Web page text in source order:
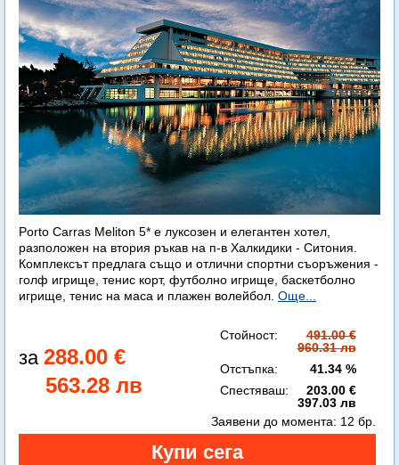
Porto Carras Meliton 5* е луксозен и елегантен хотел,
разположен на втория ръкав на п-в Халкидики - Ситония.
Комплексът предлага също и отлични спортни съоръжения -
голф игрище, тенис корт, футболно игрище, баскетболно
игрище, тенис на маса и плажен волейбол. Още...
288.00 €
563.28 лв
Стойност:
491.00 €
960.31 лв
Отстъпка:
41.34 %
Спестяваш:
203.00 €
397.03 лв
Заявени до момента: 12 бр.